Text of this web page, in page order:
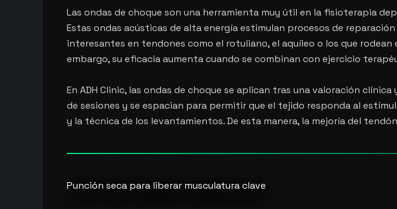
Las ondas de choque son una herramienta muy útil en la fisioterapia
Estas ondas acústicas de alta energía estimulan procesos de
interesantes en tendones como el rotuliano, el aquíleo o los que
embargo, su eficacia aumenta cuando se combinan con ejercicio
En ADH Clinic, las ondas de choque se aplican tras una valoración
de sesiones y se espacian para permitir que el tejido responda al
y la técnica de los levantamientos. De esta manera, la mejoría del
Punción seca para liberar musculatura clave